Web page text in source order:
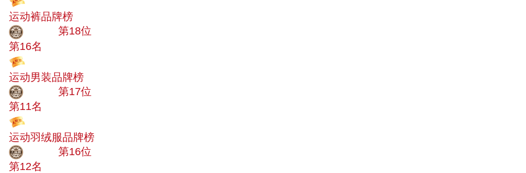
运动裤品牌榜
第18位
第16名
运动男装品牌榜
第17位
第11名
运动羽绒服品牌榜
第16位
第12名